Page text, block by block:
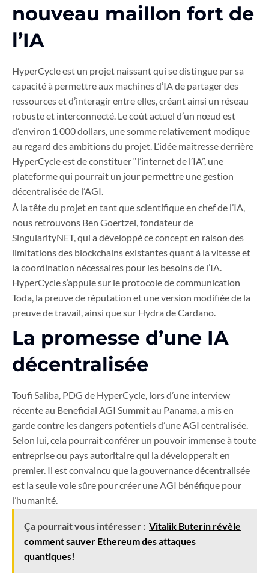
nouveau maillon fort de
l’IA
HyperCycle est un projet naissant qui se distingue par sa
capacité à permettre aux machines d’IA de partager des
ressources et d’interagir entre elles, créant ainsi un réseau
robuste et interconnecté. Le coût actuel d’un nœud est
d’environ 1 000 dollars, une somme relativement modique
au regard des ambitions du projet. L’idée maîtresse derrière
HyperCycle est de constituer “l’internet de l’IA”, une
plateforme qui pourrait un jour permettre une gestion
décentralisée de l’AGI.
À la tête du projet en tant que scientifique en chef de l’IA,
nous retrouvons Ben Goertzel, fondateur de
SingularityNET, qui a développé ce concept en raison des
limitations des blockchains existantes quant à la vitesse et
la coordination nécessaires pour les besoins de l’IA.
HyperCycle s’appuie sur le protocole de communication
Toda, la preuve de réputation et une version modifiée de la
preuve de travail, ainsi que sur Hydra de Cardano.
La promesse d’une IA
décentralisée
Toufi Saliba, PDG de HyperCycle, lors d’une interview
récente au Beneficial AGI Summit au Panama, a mis en
garde contre les dangers potentiels d’une AGI centralisée.
Selon lui, cela pourrait conférer un pouvoir immense à toute
entreprise ou pays autoritaire qui la développerait en
premier. Il est convaincu que la gouvernance décentralisée
est la seule voie sûre pour créer une AGI bénéfique pour
l’humanité.
Ça pourrait vous intéresser : Vitalik Buterin révèle
comment sauver Ethereum des attaques
quantiques!